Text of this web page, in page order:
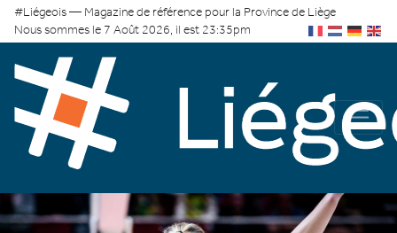
#Liégeois — Magazine de référence pour la Province de Liège
Nous sommes le 7 Août 2026, il est 23:35pm